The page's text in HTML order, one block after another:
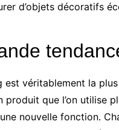
d’objets décoratifs
est véritablement la
produit que l’on utilise
nouvelle fonction.